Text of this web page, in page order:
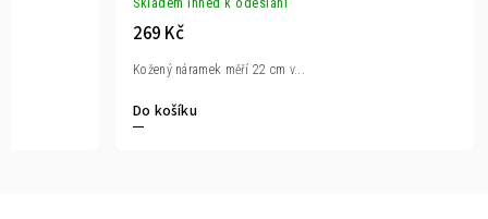
269 Kč
Do košíku
Kožený náramek měří 22 cm v...